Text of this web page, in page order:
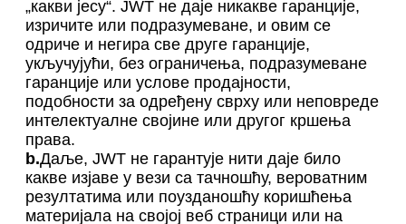
„какви јесу“. JWT не даје никакве гаранције,
изричите или подразумеване, и овим се
одриче и негира све друге гаранције,
укључујући, без ограничења, подразумеване
гаранције или услове продајности,
подобности за одређену сврху или неповреде
интелектуалне својине или другог кршења
права.
b.Даље, JWT не гарантује нити даје било
какве изјаве у вези са тачношћу, вероватним
резултатима или поузданошћу коришћења
материјала на својој веб страници или на